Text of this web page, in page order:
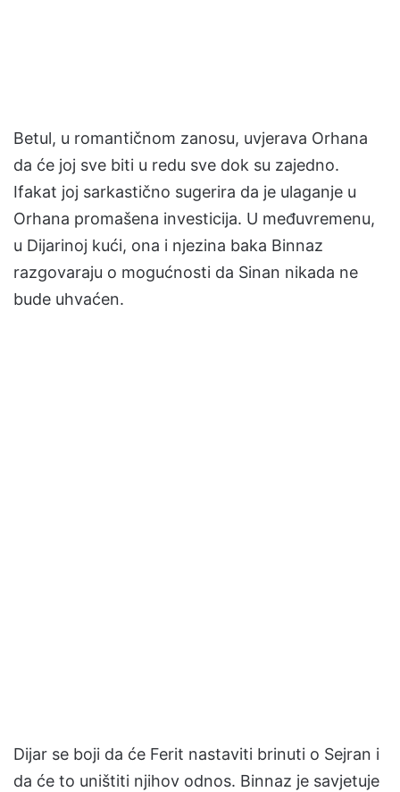
Betul, u romantičnom zanosu, uvjerava Orhana
da će joj sve biti u redu sve dok su zajedno.
Ifakat joj sarkastično sugerira da je ulaganje u
Orhana promašena investicija. U međuvremenu,
u Dijarinoj kući, ona i njezina baka Binnaz
razgovaraju o mogućnosti da Sinan nikada ne
bude uhvaćen.
Dijar se boji da će Ferit nastaviti brinuti o Sejran i
da će to uništiti njihov odnos. Binnaz je savjetuje